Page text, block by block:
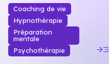
Coaching de vie
Hypnothérapie
Préparation
mentale
Psychothérapie
read_more